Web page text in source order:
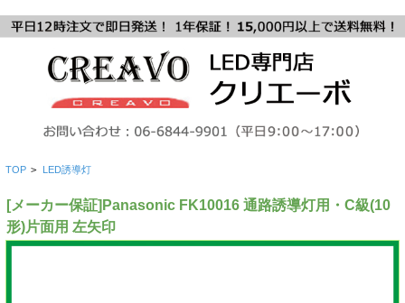
TOP > LED誘導灯
[メーカー保証]Panasonic FK10016 通路誘導灯用・C級(10
形)片面用 左矢印